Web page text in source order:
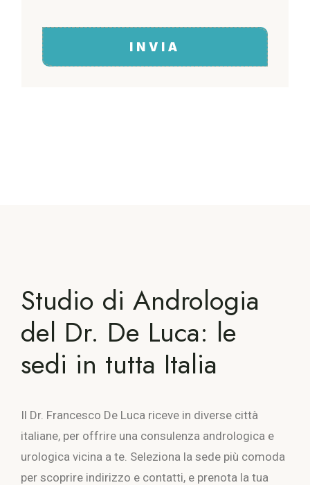
INVIA
Studio di Andrologia
del Dr. De Luca: le
sedi in tutta Italia
Il Dr. Francesco De Luca riceve in diverse città
italiane, per offrire una consulenza andrologica e
urologica vicina a te. Seleziona la sede più comoda
per scoprire indirizzo e contatti, e prenota la tua